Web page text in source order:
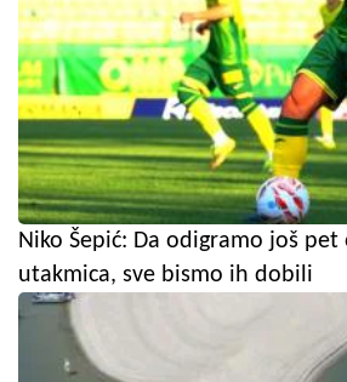
Niko Šepić: Da odigramo još pet
utakmica, sve bismo ih dobili